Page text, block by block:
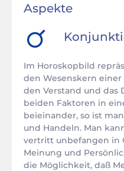
Aspekte
Im Horoskopbild
den Wesenskern
den Verstand und das
beiden Faktoren in
beieinander, so ist
und Handeln. Man
vertritt unbefangen in
Meinung und
die Möglichkeit, daß